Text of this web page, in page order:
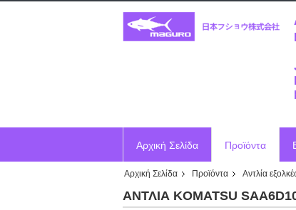
Αρχική Σελίδα Προϊόντα
Ζητήστε ένα απόσπασμα
Αρχική Σελίδα Προϊόντα Αντλία
ΑΝΤΛΙΑ KOMATSU